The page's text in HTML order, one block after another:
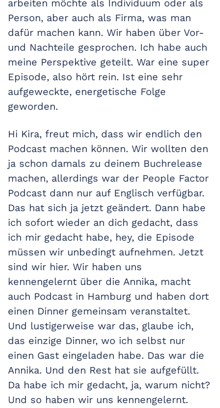
arbeiten möchte als Individuum oder als
Person, aber auch als Firma, was man
dafür machen kann. Wir haben über Vor-
und Nachteile gesprochen. Ich habe auch
meine Perspektive geteilt. War eine super
Episode, also hört rein. Ist eine sehr
aufgeweckte, energetische Folge
geworden.
Hi Kira, freut mich, dass wir endlich den
Podcast machen können. Wir wollten den
ja schon damals zu deinem Buchrelease
machen, allerdings war der People Factor
Podcast dann nur auf Englisch verfügbar.
Das hat sich ja jetzt geändert. Dann habe
ich sofort wieder an dich gedacht, dass
ich mir gedacht habe, hey, die Episode
müssen wir unbedingt aufnehmen. Jetzt
sind wir hier. Wir haben uns
kennengelernt über die Annika, macht
auch Podcast in Hamburg und haben dort
einen Dinner gemeinsam veranstaltet.
Und lustigerweise war das, glaube ich,
das einzige Dinner, wo ich selbst nur
einen Gast eingeladen habe. Das war die
Annika. Und den Rest hat sie aufgefüllt.
Da habe ich mir gedacht, ja, warum nicht?
Und so haben wir uns kennengelernt.